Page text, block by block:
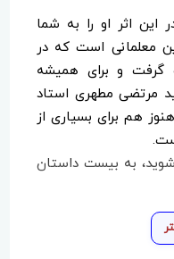
این اثر او را به شما
معلمانی است که در
گرفت و برای همیشه
مرتضی مطهری استاد
هم برای بسیاری از
به بیست داستان